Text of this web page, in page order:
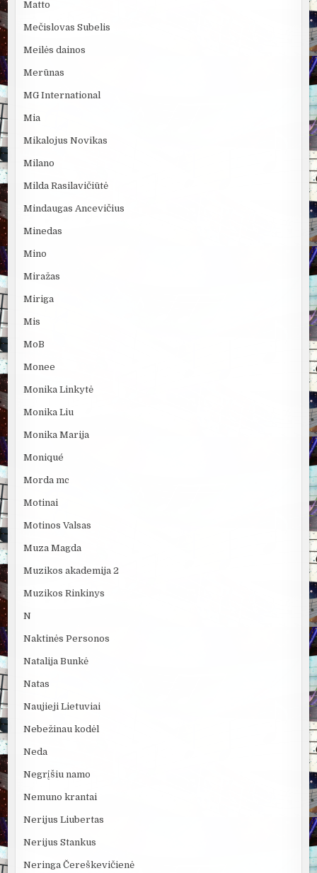
Matto
Mečislovas Subelis
Meilės dainos
Merūnas
MG International
Mia
Mikalojus Novikas
Milano
Milda Rasilavičiūtė
Mindaugas Ancevičius
Minedas
Mino
Miražas
Miriga
Mis
MoB
Monee
Monika Linkytė
Monika Liu
Monika Marija
Moniqué
Morda mc
Motinai
Motinos Valsas
Muza Magda
Muzikos akademija 2
Muzikos Rinkinys
N
Naktinės Personos
Natalija Bunkė
Natas
Naujieji Lietuviai
Nebežinau kodėl
Neda
Negrįšiu namo
Nemuno krantai
Nerijus Liubertas
Nerijus Stankus
Neringa Čereškevičienė